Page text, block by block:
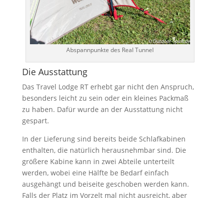
Abspannpunkte des Real Tunnel
Die Ausstattung
Das Travel Lodge RT erhebt gar nicht den Anspruch,
besonders leicht zu sein oder ein kleines Packmaß
zu haben. Dafür wurde an der Ausstattung nicht
gespart.
In der Lieferung sind bereits beide Schlafkabinen
enthalten, die natürlich herausnehmbar sind. Die
größere Kabine kann in zwei Abteile unterteilt
werden, wobei eine Hälfte be Bedarf einfach
ausgehängt und beiseite geschoben werden kann.
Falls der Platz im Vorzelt mal nicht ausreicht, aber